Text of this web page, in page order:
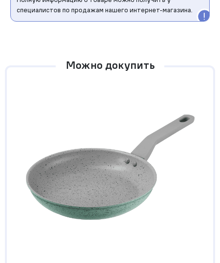
специалистов по продажам нашего интернет-магазина.
Можно докупить